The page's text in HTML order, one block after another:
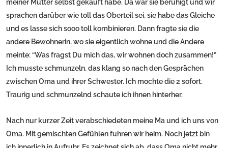
meiner Mutter selbst gekauft habe. Da war sie beruhigt und wir
sprachen darüber wie toll das Oberteil sei, sie habe das Gleiche
und es lasse sich sooo toll kombinieren. Dann fragte sie die
andere Bewohnerin, wo sie eigentlich wohne und die Andere
meinte: “Was fragst Du mich das, wir wohnen doch zusammen!”
Ich musste schmunzeln, das klang so nach den Gesprächen
zwischen Oma und ihrer Schwester. Ich mochte die 2 sofort.
Traurig und schmunzelnd schaute ich ihnen hinterher.
Nach nur kurzer Zeit verabschiedeten meine Ma und ich uns von
Oma. Mit gemischten Gefühlen fuhren wir heim. Noch jetzt bin